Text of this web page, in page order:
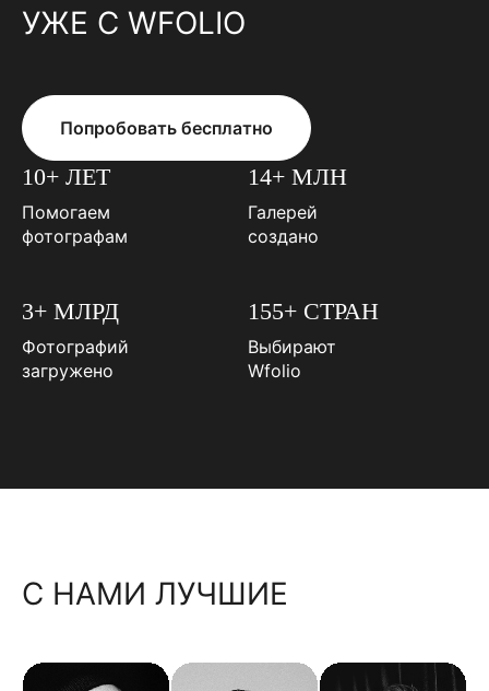
УЖЕ С WFOLIO
Попробовать бесплатно
10+ ЛЕТ
Помогаем
фотографам
14+ МЛН
Галерей
создано
3+ МЛРД
Фотографий
загружено
155+ СТРАН
Выбирают
Wfolio
С НАМИ ЛУЧШИЕ